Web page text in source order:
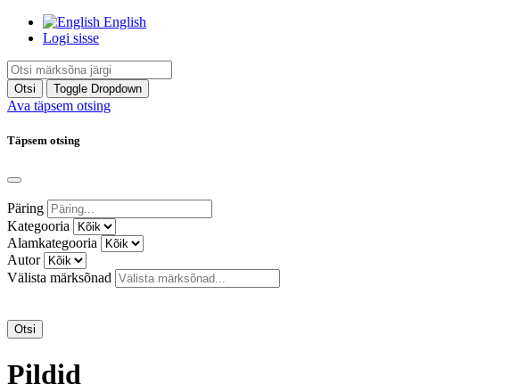
English
Logi sisse
Otsi Toggle Dropdown
Ava täpsem otsing
Täpsem otsing
Päring
Kategooria
Alamkategooria
Autor
Välista märksõnad
Otsi
Pildid